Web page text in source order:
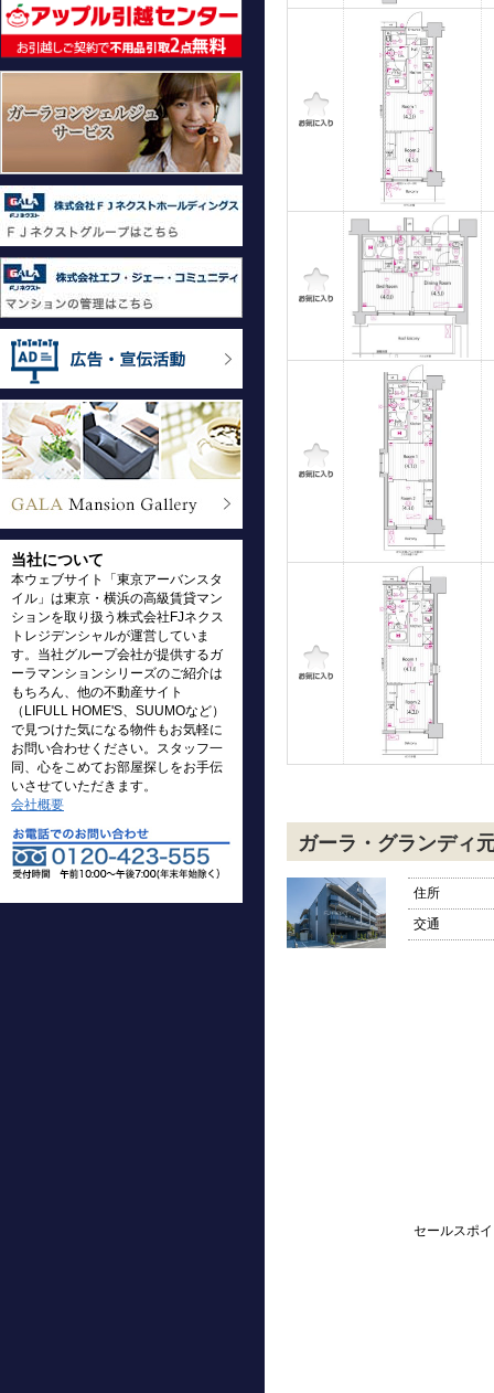
当社について
本ウェブサイト「東京アーバンスタ
イル」は東京・横浜の高級賃貸マン
ションを取り扱う株式会社FJネクス
トレジデンシャルが運営していま
す。当社グループ会社が提供するガ
ーラマンションシリーズのご紹介は
もちろん、他の不動産サイト
（LIFULL HOME'S、SUUMOなど）
で見つけた気になる物件もお気軽に
お問い合わせください。スタッフ一
同、心をこめてお部屋探しをお手伝
いさせていただきます。
会社概要
ガーラ・グランディ
住所
交通
セールスポ